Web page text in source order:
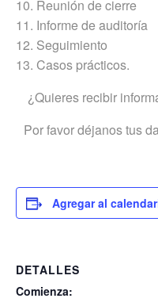
10. Reunión de cierre
11. Informe de auditoría
12. Seguimiento
13. Casos prácticos.
¿Quieres recibir
Por favor déjanos tus
Agregar al
DETALLES
Comienza: